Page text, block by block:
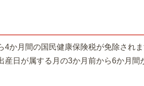
か月間の国民健康保険税が免除されま
産日が属する月の3か月前から6か月間